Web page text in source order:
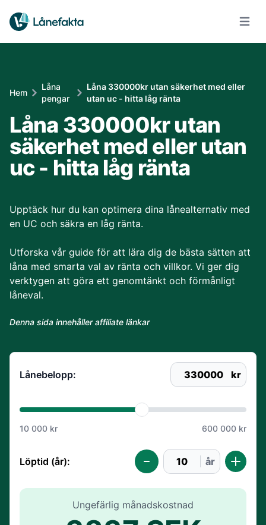
Hem
Låna
pengar
Låna 330000kr utan säkerhet med eller
utan uc - hitta låg ränta
Låna 330000kr utan
säkerhet med eller utan
uc - hitta låg ränta
Upptäck hur du kan optimera dina lånealternativ med
en UC och säkra en låg ränta.
Utforska vår guide för att lära dig de bästa sätten att
låna med smarta val av ränta och villkor. Vi ger dig
verktygen att göra ett genomtänkt och förmånligt
låneval.
Denna sida innehåller affiliate länkar
Lånebelopp: 330000 kr
10 000 kr 600 000 kr
Löptid (år): år
Ungefärlig månadskostnad